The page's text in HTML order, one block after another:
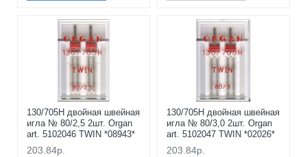
130/705H двойная швейная
игла № 80/2,5 2шт. Organ
art. 5102046 TWIN *08943*
203.84р.
130/705H двойная швейная
игла № 80/3,0 2шт. Organ
art. 5102047 TWIN *02026*
203.84р.